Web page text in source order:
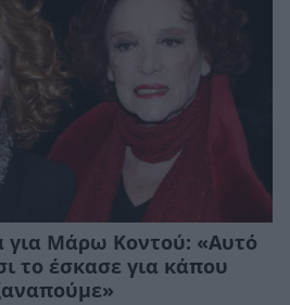
για Μάρω Κοντού: «Αυτό
το έσκασε για κάπου